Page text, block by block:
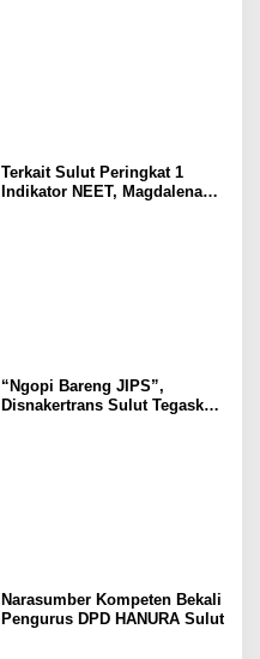
Terkait Sulut Peringkat 1
Indikator NEET, Magdalena
“Ngopi Bareng JIPS”,
Disnakertrans Sulut Tegaskan
Narasumber Kompeten Bekali
Pengurus DPD HANURA Sulut